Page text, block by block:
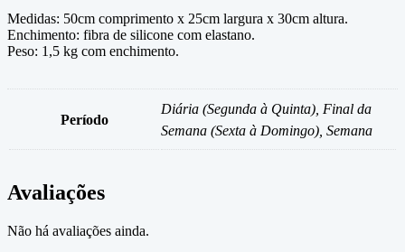
Medidas: 50cm comprimento x 25cm largura x 30cm altura.
Enchimento: fibra de silicone com elastano.
Peso: 1,5 kg com enchimento.
Período
Diária (Segunda à Quinta), Final da
Semana (Sexta à Domingo), Semana
Avaliações
Não há avaliações ainda.